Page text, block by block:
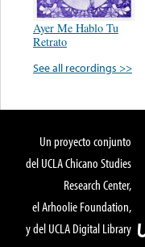
Ayer Me Hablo Tu
Retrato
See all recordings >>
Un proyecto conjunto
del UCLA Chicano Studies
Research Center,
el Arhoolie Foundation,
y del UCLA Digital Library